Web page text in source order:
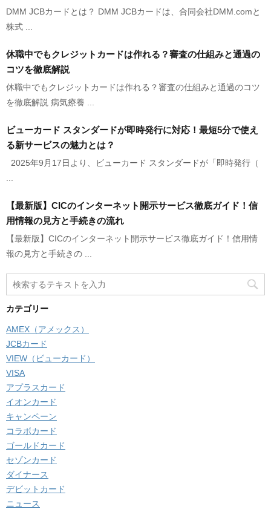
DMM JCBカードとは？ DMM JCBカードは、合同会社DMM.comと
株式 ...
休職中でもクレジットカードは作れる？審査の仕組みと通過の
コツを徹底解説
休職中でもクレジットカードは作れる？審査の仕組みと通過のコツ
を徹底解説 病気療養 ...
ビューカード スタンダードが即時発行に対応！最短5分で使え
る新サービスの魅力とは？
2025年9月17日より、ビューカード スタンダードが「即時発行（
【最新版】CICのインターネット開示サービス徹底ガイド！信
用情報の見方と手続きの流れ
【最新版】CICのインターネット開示サービス徹底ガイド！信用情
報の見方と手続きの ...
カテゴリー
AMEX（アメックス）
JCBカード
VIEW（ビューカード）
VISA
アプラスカード
イオンカード
キャンペーン
コラボカード
ゴールドカード
セゾンカード
ダイナース
デビットカード
ニュース